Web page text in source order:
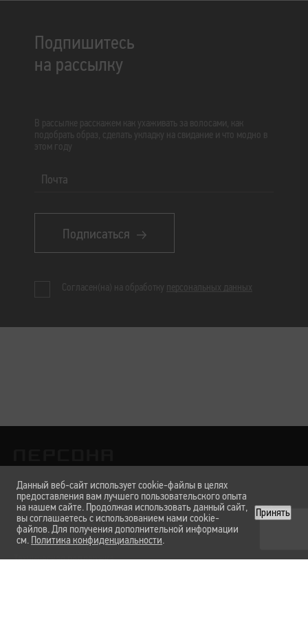
Подпишитесь
на рассылку
В рассылке расскажем как ухаживать за волосами, как
подобрать образ, сделать укладку на свидание и что модно в
этом году
Почта
Подписаться
Согласен(на) на обработку персональных данных
Лаборатории Услуги и цены Вакансии О нас Карта сайта
Техническая поддержка
Данный веб-сайт использует cookie-файлы в целях
предоставления вам лучшего пользовательского опыта
на нашем сайте. Продолжая использовать данный сайт,
вы соглашаетесь с использованием нами cookie-
файлов. Для получения дополнительной информации
см. Политика конфиденциальности
Принять